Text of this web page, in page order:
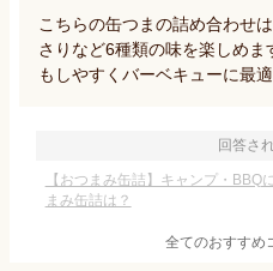
こちらの缶つまの詰め合わせ
さりなど6種類の味を楽しめ
もしやすくバーベキューに最適
回答さ
【おつまみ缶詰】キャンプ・
まみ缶詰は？
全てのおすすめ